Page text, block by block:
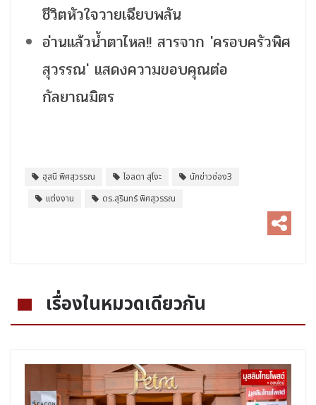
ชีวิตหัวใจวายเฉียบพลัน
อ่านแล้วน้ำตาไหล!! สารจาก 'ครอบครัวพิศ
สุวรรณ' แสดงความขอบคุณต่อ
กัลยาณมิตร
ฮุสนี พิศสุวรรณ ไอลดา สุโงะ
นักข่าวช่อง3
แต่งงาน
ดร.สุรินทร์ พิศสุวรรณ
เรื่องในหมวดเดียวกัน